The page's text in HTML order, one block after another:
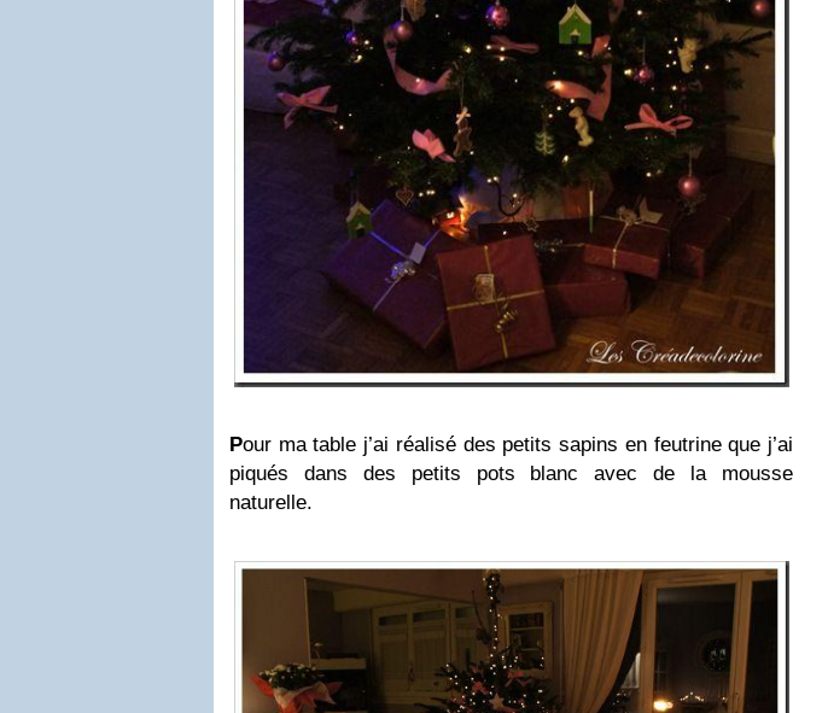
Pour ma table j’ai réalisé des petits sapins en feutrine que j’ai
piqués dans des petits pots blanc avec de la mousse
naturelle.